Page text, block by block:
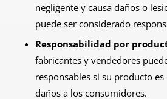
negligente y causa daños o
puede ser considerado
Responsabilidad por
fabricantes y vendedores
responsables si su producto
daños a los consumidores.